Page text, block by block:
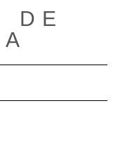
DE
de navegación